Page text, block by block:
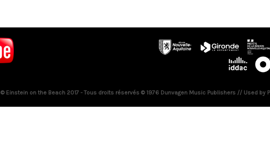
© Einstein on the Beach 2017 - Tous droits réservés © 1976 Dunvagen Music Publishers // Used by